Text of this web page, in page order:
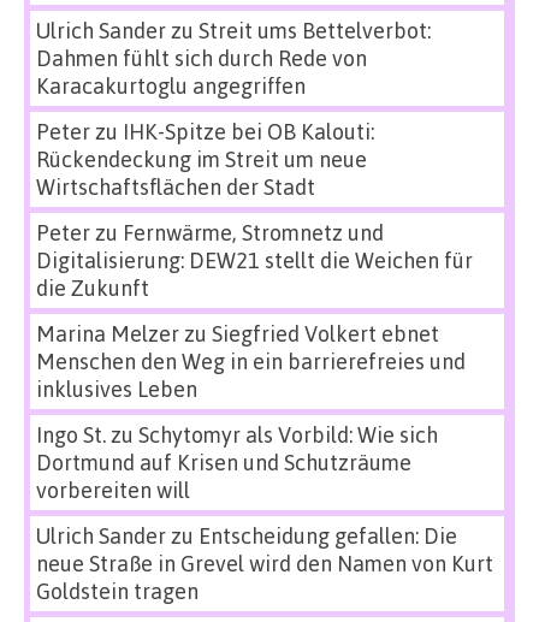
Ulrich Sanderzu Streit ums Bettelverbot:
Dahmen fühlt sich durch Rede von
Karacakurtoglu angegriffen
Peterzu IHK-Spitze bei OB Kalouti:
Rückendeckung im Streit um neue
Wirtschaftsflächen der Stadt
Peterzu Fernwärme, Stromnetz und
Digitalisierung: DEW21 stellt die Weichen für
die Zukunft
Marina Melzerzu Siegfried Volkert ebnet
Menschen den Weg in ein barrierefreies und
inklusives Leben
Ingo St.zu Schytomyr als Vorbild: Wie sich
Dortmund auf Krisen und Schutzräume
vorbereiten will
Ulrich Sanderzu Entscheidung gefallen: Die
neue Straße in Grevel wird den Namen von Kurt
Goldstein tragen